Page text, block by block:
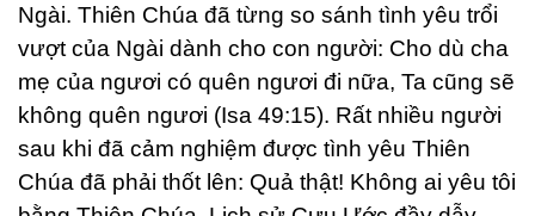
Ngài. Thiên Chúa đã từng so sánh tình yêu trổi
vượt của Ngài dành cho con người: Cho dù cha
mẹ của ngươi có quên ngươi đi nữa, Ta cũng sẽ
không quên ngươi (Isa 49:15). Rất nhiều người
sau khi đã cảm nghiệm được tình yêu Thiên
Chúa đã phải thốt lên: Quả thật! Không ai yêu tôi